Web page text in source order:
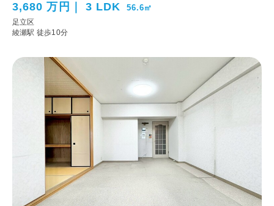
3,680 万円 3 LDK 56.6㎡
足立区
綾瀬駅 徒歩10分